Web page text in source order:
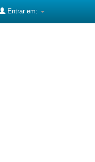
Entrar em: